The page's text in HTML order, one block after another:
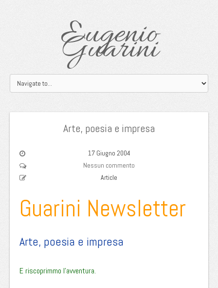
Eugenio
Guarini
Arte, poesia e impresa
17 Giugno 2004
Nessun commento
Article
Guarini Newsletter
Arte, poesia e impresa
E riscoprimmo l’avventura.